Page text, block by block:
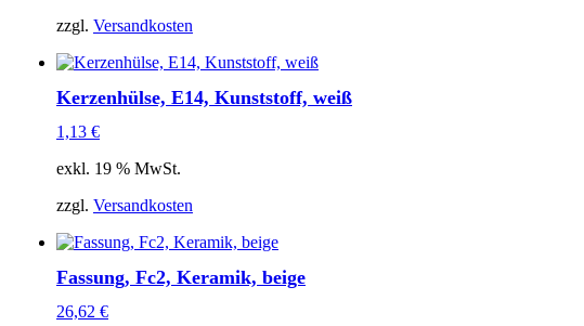
zzgl. Versandkosten
Kerzenhülse, E14, Kunststoff, weiß
1,13 €
exkl. 19 % MwSt.
zzgl. Versandkosten
Fassung, Fc2, Keramik, beige
26,62 €